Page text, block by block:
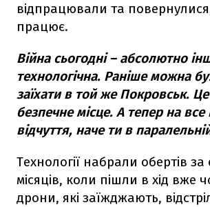
відпрацювали та
працює.
Війна сьогодні – абсолютно
технологічна. Раніше можна
заїхати в той же Покровськ.
безпечне місце. А тепер на
відчуття, наче ти в
Технології набрали обертів за
місяців, коли пішли в хід вже
дрони, які заїжджають,